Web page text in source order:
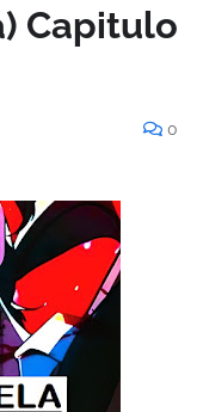
Capitulo
0